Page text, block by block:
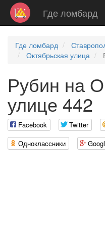
Где ломбард
Где ломбард
Октябрьская улица
Рубин на
улице 442
Facebook Twitter
Одноклассники